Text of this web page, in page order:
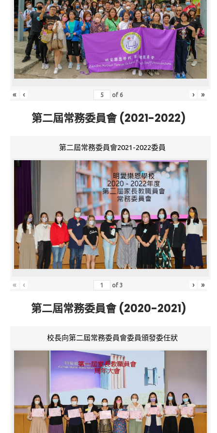
« ‹ of 6 › »
第二屆常務委員會 (2021-2022)
第二屆常務委員會2021-2022委員
« ‹ of3 › »
第二屆常務委員會 (2020-2021)
校長向第二屆常務委員會委員頒發委任狀